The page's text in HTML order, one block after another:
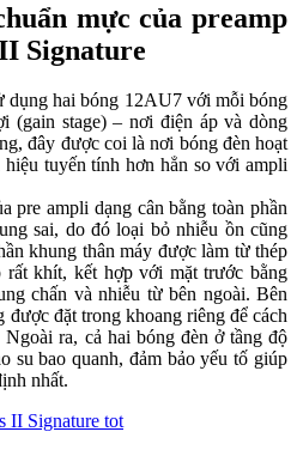
mực của preamp
Signature
hai bóng 12AU7 với mỗi bóng
(gain stage) – nơi điện áp và dòng
đây được coi là nơi bóng đèn hoạt
tuyến tính hơn hẳn so với ampli
pre ampli dạng cân bằng toàn phần
sai, do đó loại bỏ nhiễu ồn cũng
khung thân máy được làm từ thép
rất khít, kết hợp với mặt trước bằng
chấn và nhiễu từ bên ngoài. Bên
được đặt trong khoang riêng để cách
ra, cả hai bóng đèn ở tầng độ
su bao quanh, đảm bảo yếu tố giúp
nhất.